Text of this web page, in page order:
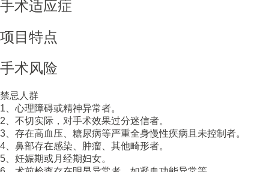
手术适应症
项目特点
手术风险
禁忌人群
1、心理障碍或精神异常者。
2、不切实际，对手术效果过分迷信者。
3、存在高血压、糖尿病等严重全身慢性疾病且未控制者。
4、鼻部存在感染、肿瘤、其他畸形者。
5、妊娠期或月经期妇女。